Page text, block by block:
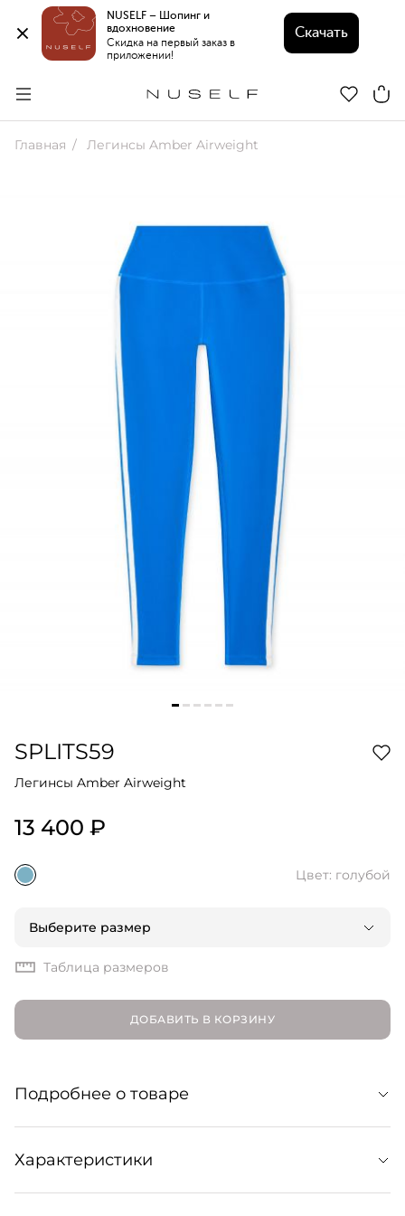
NUSELF – Шопинг и
вдохновение
Скидка на первый заказ в
приложении!
Скачать
Главная Легинсы Amber Airweight
SPLITS59
Легинсы Amber Airweight
13 400 ₽
Цвет: голубой
Выберите размер
Таблица размеров
ДОБАВИТЬ В КОРЗИНУ
Подробнее о товаре
Спортивные легинсы с высокой талией. Выполнены из
легкой и мягкой ткани Airweight, которая хорошо
впитывает влагу и быстро высыхает. Образуют
Характеристики